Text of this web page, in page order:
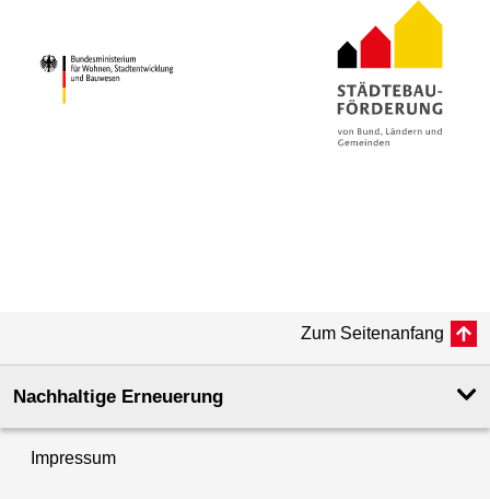
Zum Seitenanfang
Nachhaltige Erneuerung
Impressum